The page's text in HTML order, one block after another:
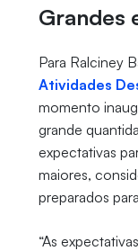
Grandes
Para Ralciney
Atividades
momento
grande
expectativas
maiores,
preparados
“As